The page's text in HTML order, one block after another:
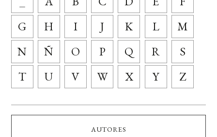
G
H I J K L
M
N
Ñ O P Q R
S
T
U V W X Y Z
AUTORES